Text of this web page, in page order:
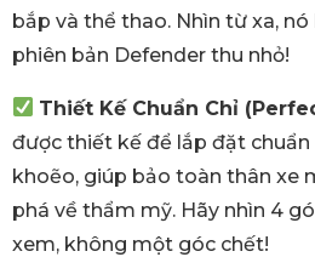
bắp và thể thao. Nhìn từ xa, nó
phiên bản Defender thu nhỏ!
Thiết Kế Chuẩn Chỉ
được thiết kế để lắp đặt chuẩn
khoẽo, giúp bảo toàn thân xe
phá về thẩm mỹ. Hãy nhìn 4
xem, không một góc chết!